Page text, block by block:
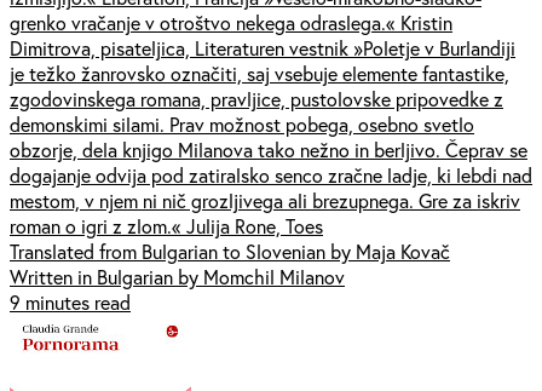
grenko vračanje v otroštvo nekega odraslega.« Kristin
Dimitrova, pisateljica, Literaturen vestnik »Poletje v Burlandiji
je težko žanrovsko označiti, saj vsebuje elemente fantastike,
zgodovinskega romana, pravljice, pustolovske pripovedke z
demonskimi silami. Prav možnost pobega, osebno svetlo
obzorje, dela knjigo Milanova tako nežno in berljivo. Čeprav se
dogajanje odvija pod zatiralsko senco zračne ladje, ki lebdi nad
mestom, v njem ni nič grozljivega ali brezupnega. Gre za iskriv
roman o igri z zlom.« Julija Rone, Toes
Translated from Bulgarian to Slovenian by Maja Kovač
Written in Bulgarian by Momchil Milanov
9 minutes read